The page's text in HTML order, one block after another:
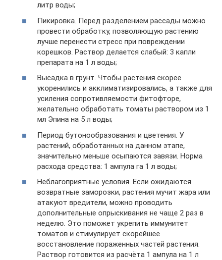
литр воды;
Пикировка. Перед разделением рассады можно
провести обработку, позволяющую растению
лучше перенести стресс при повреждении
корешков. Раствор делается слабый: 3 капли
препарата на 1 л воды;
Высадка в грунт. Чтобы растения скорее
укоренились и акклиматизировались, а также для
усиления сопротивляемости фитофторе,
желательно обработать томаты раствором из 1
мл Эпина на 5 л воды;
Период бутонообразования и цветения. У
растений, обработанных на данном этапе,
значительно меньше осыпаются завязи. Норма
расхода средства: 1 ампула га 1 л воды;
Неблагоприятные условия. Если ожидаются
возвратные заморозки, растения мучит жара или
атакуют вредители, можно проводить
дополнительные опрыскивания не чаще 2 раз в
неделю. Это поможет укрепить иммунитет
томатов и стимулирует скорейшее
восстановление пораженных частей растения.
Раствор готовится из расчёта 1 ампула на 1 л